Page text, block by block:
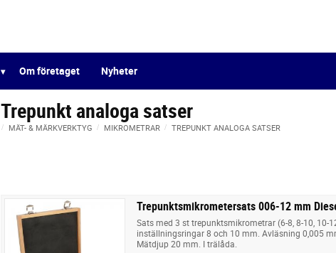
Om företaget Nyheter
Trepunkt analoga satser
MÄT- & MÄRKVERKTYG MIKROMETRAR TREPUNKT ANALOGA SATSER
Trepunktsmikrometersats 006-12 mm
Sats med 3 st trepunktsmikrometrar (6-8, 8-10, 10-
inställningsringar 8 och 10 mm. Avläsning 0,005
Mätdjup 20 mm. I trälåda.